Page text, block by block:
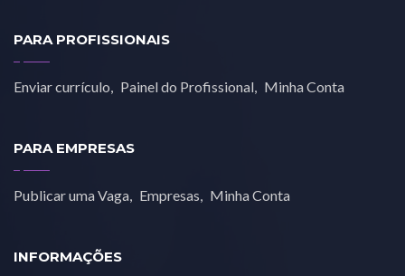
PARA PROFISSIONAIS
Enviar currículo Painel do Profissional Minha Conta
PARA EMPRESAS
Publicar uma Vaga Empresas Minha Conta
INFORMAÇÕES